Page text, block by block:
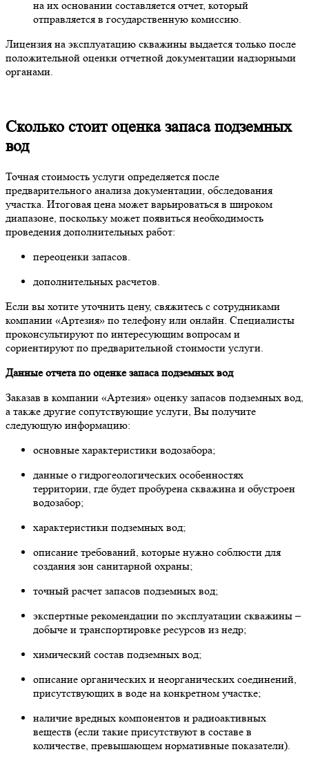
на их основании составляется отчет, который
отправляется в государственную комиссию.
Лицензия на эксплуатацию скважины выдается только после
положительной оценки отчетной документации надзорными
органами.
Сколько стоит оценка запаса подземных
вод
Точная стоимость услуги определяется после
предварительного анализа документации, обследования
участка. Итоговая цена может варьироваться в широком
диапазоне, поскольку может появиться необходимость
проведения дополнительных работ:
переоценки запасов.
дополнительных расчетов.
Если вы хотите уточнить цену, свяжитесь с сотрудниками
компании «Артезия» по телефону или онлайн. Специалисты
проконсультируют по интересующим вопросам и
сориентируют по предварительной стоимости услуги.
Данные отчета по оценке запаса подземных вод
Заказав в компании «Артезия» оценку запасов подземных вод,
а также другие сопутствующие услуги, Вы получите
следующую информацию:
основные характеристики водозабора;
данные о гидрогеологических особенностях
территории, где будет пробурена скважина и обустроен
водозабор;
характеристики подземных вод;
описание требований, которые нужно соблюсти для
создания зон санитарной охраны;
точный расчет запасов подземных вод;
экспертные рекомендации по эксплуатации скважины –
добыче и транспортировке ресурсов из недр;
химический состав подземных вод;
описание органических и неорганических соединений,
присутствующих в воде на конкретном участке;
наличие вредных компонентов и радиоактивных
веществ (если такие присутствуют в составе в
количестве, превышающем нормативные показатели).